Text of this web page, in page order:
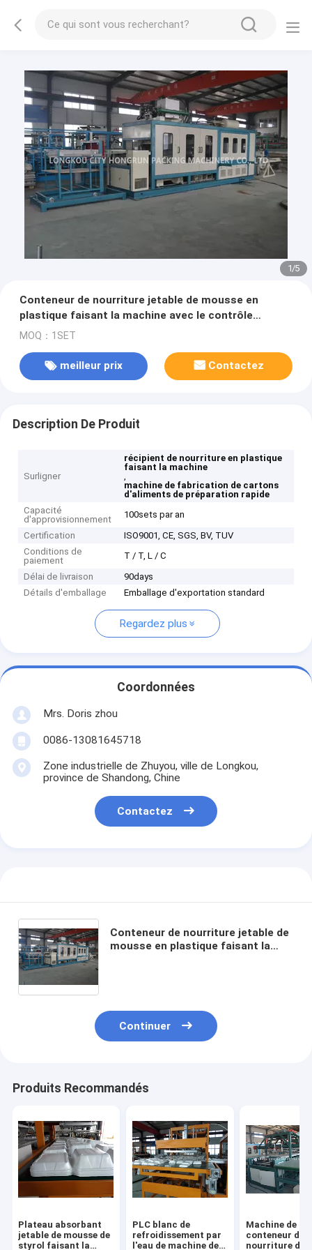
2/5
Conteneur de nourriture jetable de mousse en
plastique faisant la machine avec le contrôle
d'écran tactile de couleur
MOQ：1SET
meilleur prix Contactez
Description De Produit
Surligner
récipient de nourriture en plastique
faisant la machine
,
machine de fabrication de cartons
d'aliments de préparation rapide
Capacité
d'approvisionnement
100sets par an
Certification
ISO9001, CE, SGS, BV, TUV
Conditions de
paiement
T / T, L / C
Délai de livraison
90days
Détails d'emballage
Emballage d'exportation standard
Regardez plus
Coordonnées
Mrs. Doris zhou
0086-13081645718
Zone industrielle de Zhuyou, ville de Longkou,
province de Shandong, Chine
Contactez
Conteneur de nourriture jetable de
mousse en plastique faisant la
Continuer
Produits Recommandés
Plateau absorbant
jetable de mousse de
styrol faisant la
PLC blanc de
refroidissement par
l'eau de machine de
Machine de
conteneur de
nourriture de